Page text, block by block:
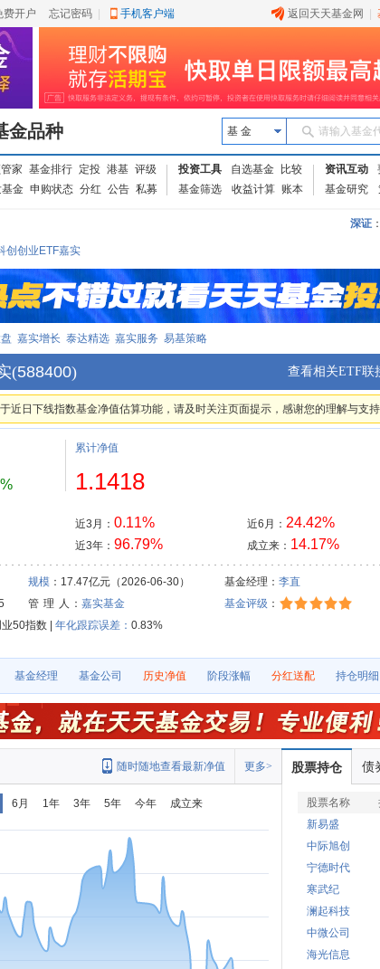
费开户 忘记密码 手机客户端 返回天天基金网
金品种 基 金 请输入基金
家 基金排行 定投 港基 评级
金 申购状态 分红 公告 私募
投资工具 自选基金
比较
基金筛选
收益计算 账本
资讯互动
基金研究
深证：
创创业ETF嘉实
嘉实增长 泰达精选 嘉实服务 易基策略
(588400) 查看相关ETF联
近日下线指数基金净值估算功能，请及时关注页面提示，感谢您的理解与支持
累计净值
1.1418
近3月： 0.11%
近3年： 96.79%
近6月： 24.42%
成立来： 14.17%
规模：17.47亿元（2026-06-30） 基金经理： 李直
管 理 人 ： 嘉实基金 基金评级 ：
50指数 | 年化跟踪误差： 0.83%
基金经理 基金公司 历史净值 阶段涨幅 分红送配 持仓明细
更多>
随时随地查看最新净值
6月 1年 3年 5年 今年 成立来
股票持仓 债
股票名称
新易盛
中际旭创
宁德时代
寒武纪
澜起科技
中微公司
海光信息